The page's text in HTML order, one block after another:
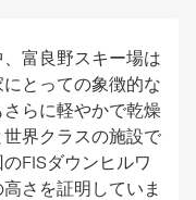
富良野スキー場は
とっての象徴的な
らに軽やかで乾燥
界クラスの施設で
FISダウンヒルワ
さを証明していま